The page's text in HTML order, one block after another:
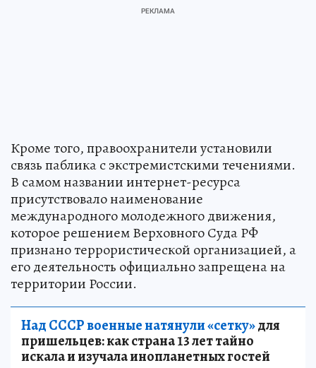
Кроме того, правоохранители установили
связь паблика с экстремистскими течениями.
В самом названии интернет-ресурса
присутствовало наименование
международного молодежного движения,
которое решением Верховного Суда РФ
признано террористической организацией, а
его деятельность официально запрещена на
территории России.
Над СССР военные натянули «сетку»для
пришельцев: как страна 13 лет тайно
искала и изучала инопланетных гостей